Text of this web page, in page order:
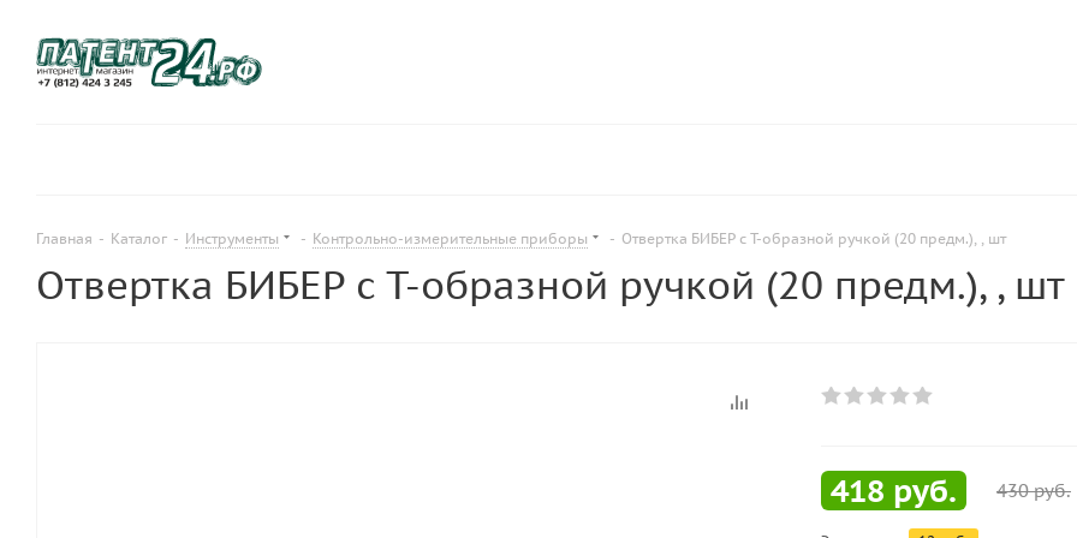
Главная - Каталог - Инструменты - Контрольно-измерительные приборы - Отвертка БИБЕР с Т-образной ручкой (20 предм.), , шт
Отвертка БИБЕР с Т-образной ручкой (20 предм.), , шт
418 руб. 430руб.